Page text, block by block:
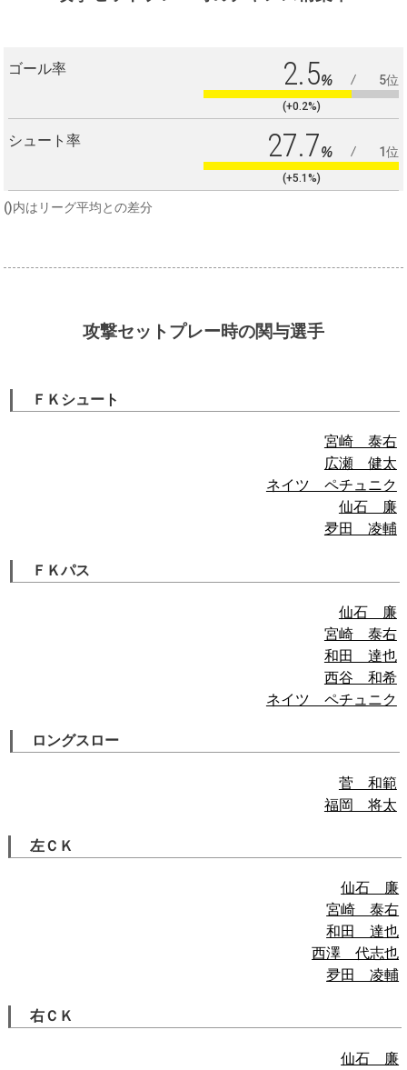
ゴール率 2.5% 5位
(+0.2%)
シュート率 27.7% 1位
(+5.1%)
()内はリーグ平均との差分
攻撃セットプレー時の関与選手
ＦＫシュート
宮崎 泰右
広瀬 健太
ネイツ ペチュニク
仙石 廉
夛田 凌輔
ＦＫパス
仙石 廉
宮崎 泰右
和田 達也
西谷 和希
ネイツ ペチュニク
ロングスロー
菅 和範
福岡 将太
左ＣＫ
仙石 廉
宮崎 泰右
和田 達也
西澤 代志也
夛田 凌輔
右ＣＫ
仙石 廉